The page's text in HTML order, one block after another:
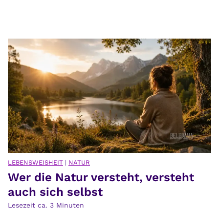
s
d
r
B
q
u
e
m
l
c
h
LEBENSWEISHEIT | NATUR
Wer die Natur versteht, versteht
auch sich selbst
Lesezeit ca. 3 Minuten